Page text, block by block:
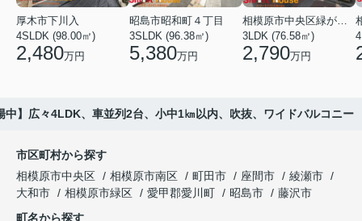
厚木市下川入
4SLDK (98.00㎡)
2,480万円
昭島市昭和町４丁目
3SLDK (96.38㎡)
5,380万円
相模原市中央区緑が丘１丁目
3LDK (76.58㎡)
2,790万円
中】広々4LDK、車並列2台、小中1㎞以内、吹抜、ワイドバルコニー
市区町村から探す
相模原市中央区
相模原市南区 町田市 座間市
綾瀬市
大和市
相模原市緑区 愛甲郡愛川町 昭島市
藤沢市
町名から探す